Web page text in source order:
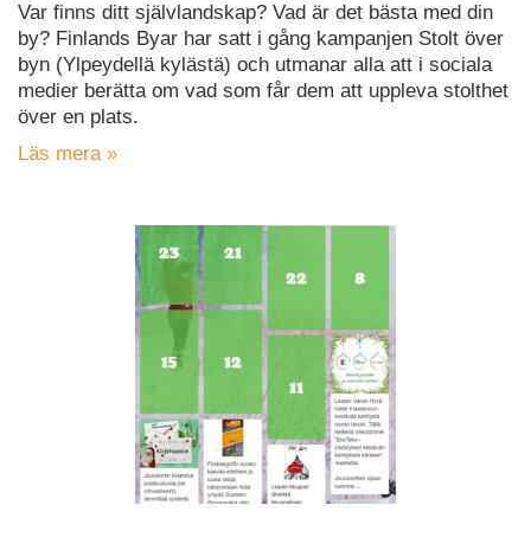
Var finns ditt självlandskap? Vad är det bästa med din
by? Finlands Byar har satt i gång kampanjen Stolt över
byn (Ylpeydellä kylästä) och utmanar alla att i sociala
medier berätta om vad som får dem att uppleva stolthet
över en plats.
Läs mera »